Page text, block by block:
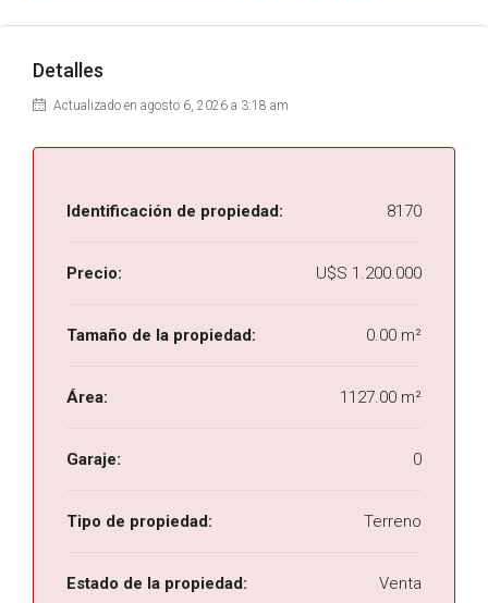
Detalles
Actualizado en agosto 6, 2026 a 3:18 am
Identificación de propiedad: 8170
Precio: U$S 1.200.000
Tamaño de la propiedad: 0.00 m²
Área: 1127.00 m²
Garaje: 0
Tipo de propiedad: Terreno
Estado de la propiedad: Venta